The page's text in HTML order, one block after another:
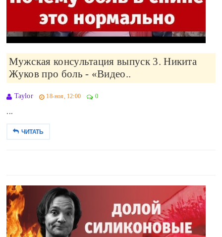
Мужская консультация выпуск 3. Никита
Жуков про боль - «Видео..
Taylor 18-ноя, 12:00 0
...
ЧИТАТЬ